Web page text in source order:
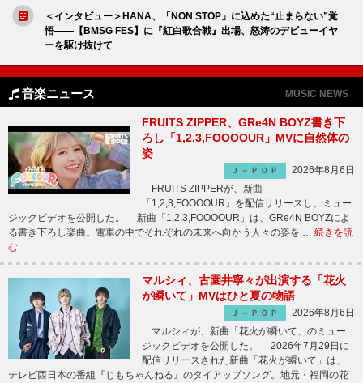
＜インタビュー＞HANA、「NON STOP」に込めた“止まらない”覚
悟――【BMSG FES】に『紅白歌合戦』出場、怒涛のデビューイヤ
ーを駆け抜けて
音楽ニュース MUSIC NEWS
FRUITS ZIPPER、GRe4N BOYZ書き下
ろし「1,2,3,FOOOOUR」MVに自然体の
姿
Ｊ－ＰＯＰ
2026年8月6日
FRUITS ZIPPERが、新曲
「1,2,3,FOOOOUR」を配信リリースし、ミュー
ジックビデオを公開した。 新曲「1,2,3,FOOOOUR」は、GRe4N BOYZによ
る書き下ろし楽曲。電車の中でそれぞれの未来へ向かう人々の姿を … 続きを読
む
マルシィ、古園井寧々が出演する「花火
が瞬いて」MVはひと夏の物語
Ｊ－ＰＯＰ
2026年8月6日
マルシィが、新曲「花火が瞬いて」のミュー
ジックビデオを公開した。 2026年7月29日に
配信リリースされた新曲「花火が瞬いて」は、
テレビ西日本の番組『じもちゃんねる』のタイアップソング。地元・福岡の花